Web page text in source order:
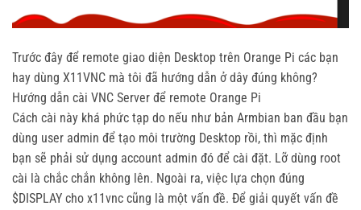
Trước đây để remote giao diện Desktop trên Orange Pi các bạn
hay dùng X11VNC mà tôi đã hướng dẫn ở dây đúng không?
Hướng dẫn cài VNC Server để remote Orange Pi
Cách cài này khá phức tạp do nếu như bản Armbian ban đầu bạn
dùng user admin để tạo môi trường Desktop rồi, thì mặc định
bạn sẽ phải sử dụng account admin đó để cài đặt. Lỡ dùng root
cài là chắc chắn không lên. Ngoài ra, việc lựa chọn đúng
$DISPLAY cho x11vnc cũng là một vấn đề. Để giải quyết vấn đề